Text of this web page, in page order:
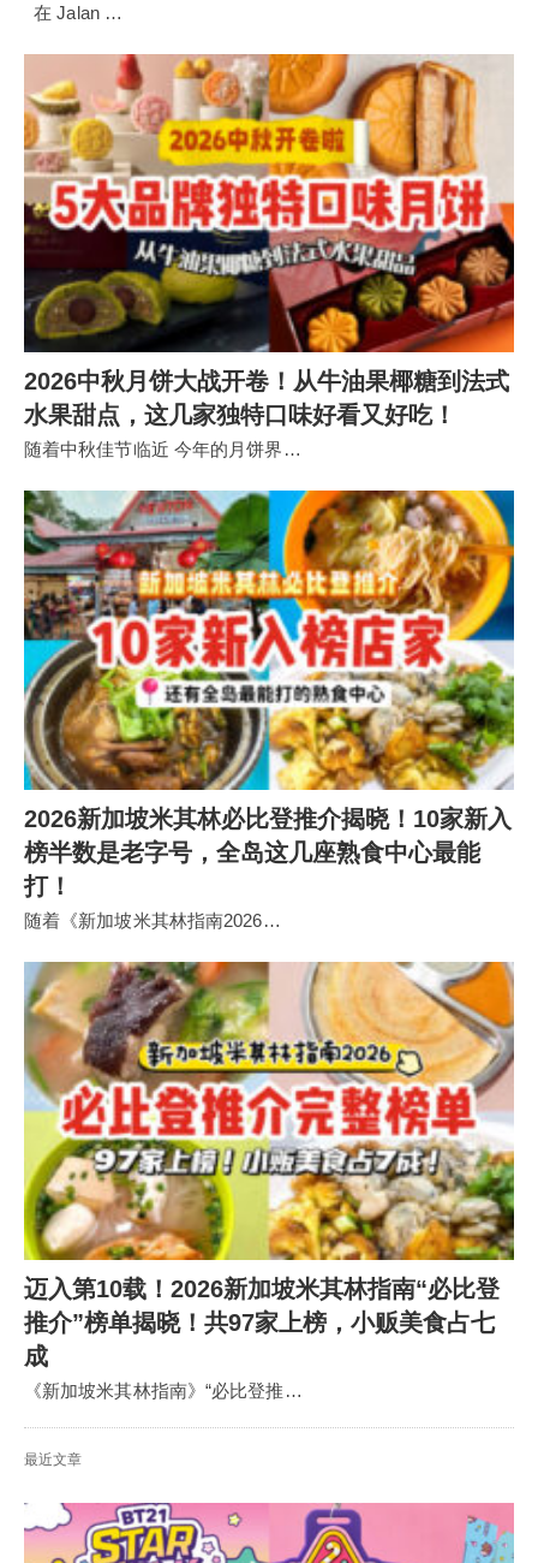
在 Jalan …
2026中秋月饼大战开卷！从牛油果椰糖到法式
水果甜点，这几家独特口味好看又好吃！
随着中秋佳节临近 今年的月饼界…
2026新加坡米其林必比登推介揭晓！10家新入
榜半数是老字号，全岛这几座熟食中心最能
打！
随着《新加坡米其林指南2026…
迈入第10载！2026新加坡米其林指南“必比登
推介”榜单揭晓！共97家上榜，小贩美食占七
成
《新加坡米其林指南》“必比登推…
最近文章